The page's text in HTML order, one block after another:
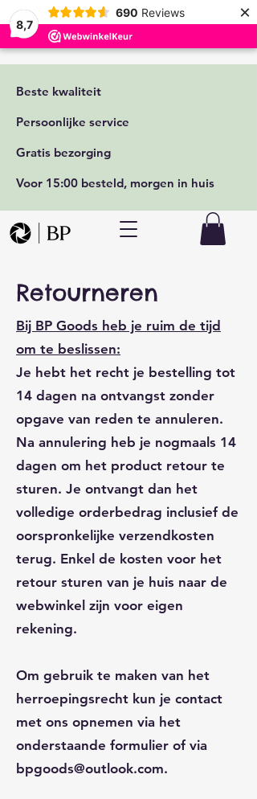
8,7
690 Reviews ×
Beste kwaliteit
Persoonlijke service
Gratis bezorging
Voor 15:00 besteld, morgen in huis
Retourneren
Bij BP Goods heb je ruim de tijd
om te beslissen:
Je hebt het recht je bestelling tot
14 dagen na ontvangst zonder
opgave van reden te annuleren.
Na annulering heb je nogmaals 14
dagen om het product retour te
sturen. Je ontvangt dan het
volledige orderbedrag inclusief de
oorspronkelijke verzendkosten
terug. Enkel de kosten voor het
retour sturen van je huis naar de
webwinkel zijn voor eigen
rekening.
Om gebruik te maken van het
herroepingsrecht kun je contact
met ons opnemen via het
onderstaande formulier of via
bpgoods@outlook.com.